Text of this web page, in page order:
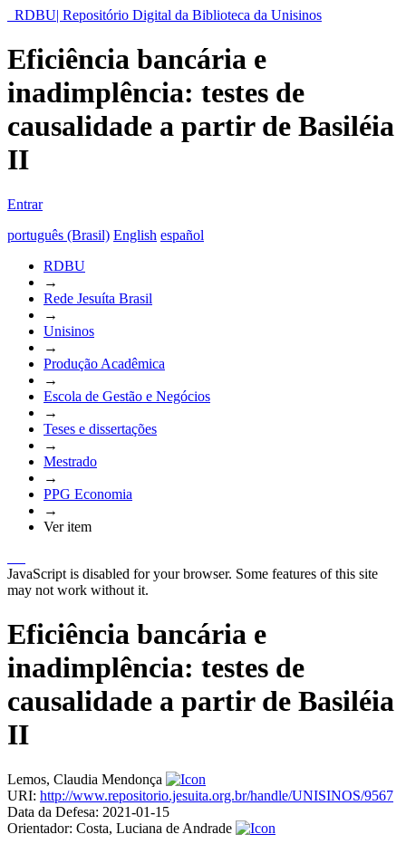
RDBU| Repositório Digital da Biblioteca da Unisinos
Eficiência bancária e
inadimplência: testes de
causalidade a partir de Basiléia
II
Entrar
português (Brasil) English español
RDBU
→
Rede Jesuíta Brasil
→
Unisinos
→
Produção Acadêmica
→
Escola de Gestão e Negócios
→
Teses e dissertações
→
Mestrado
→
PPG Economia
→
Ver item
JavaScript is disabled for your browser. Some features of this site
may not work without it.
Eficiência bancária e
inadimplência: testes de
causalidade a partir de Basiléia
II
Lemos, Claudia Mendonça
URI: http://www.repositorio.jesuita.org.br/handle/UNISINOS/9567
Data da Defesa: 2021-01-15
Orientador: Costa, Luciana de Andrade